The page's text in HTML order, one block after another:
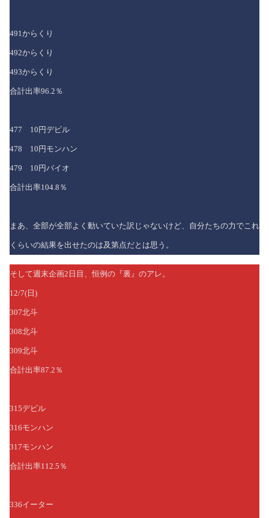
491からくり
492からくり
493からくり
合計出率96.2％
477 10円デビル
478 10円モンハン
479 10円バイオ
合計出率104.8％
まあ、全部が全部よく動いていた訳じゃないけど、自分たちの力でこれ
くらいの結果を出せたのは及第点だとは思う。
そして週末企画2日目、恒例の『裏』のアレ。
12/7(日)
307北斗
308北斗
309北斗
合計出率87.2％
315デビル
316モンハン
317モンハン
合計出率112.5％
336イーター